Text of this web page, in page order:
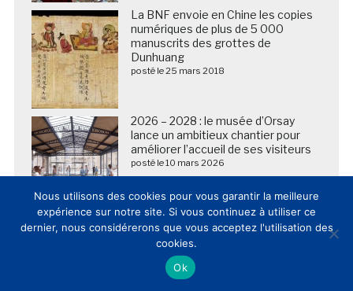
La BNF envoie en Chine les copies
numériques de plus de 5 000
manuscrits des grottes de
Dunhuang
posté le 25 mars 2018
2026 – 2028 : le musée d’Orsay
lance un ambitieux chantier pour
améliorer l’accueil de ses visiteurs
posté le 10 mars 2026
Nous utilisons des cookies pour vous garantir la meilleure
expérience sur notre site. Si vous continuez à utiliser ce
dernier, nous considérerons que vous acceptez l'utilisation des
cookies.
Ok